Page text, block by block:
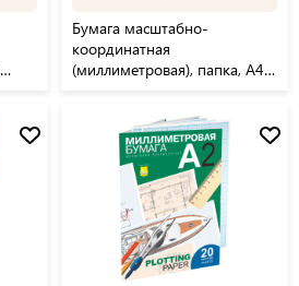
Бумага масштабно-
координатная
(миллиметровая), папка, А4,